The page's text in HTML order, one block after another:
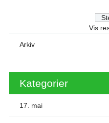
Vis
Arkiv
Kategorier
17. mai